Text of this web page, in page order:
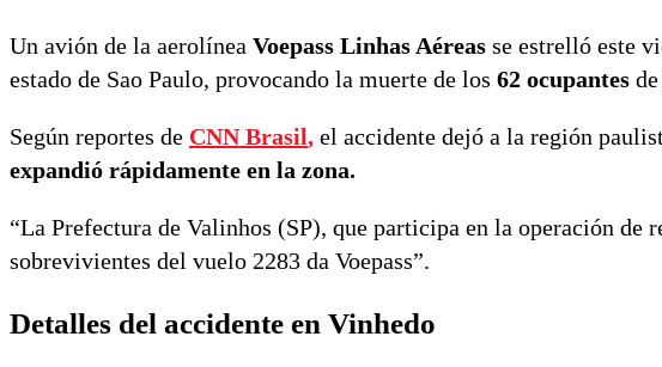
Un avión de la aerolínea Voepass Linhas Aéreas se estrelló este
estado de Sao Paulo, provocando la muerte de los 62 ocupantes
Según reportes de CNN Brasil, el accidente dejó a la región
expandió rápidamente en la zona.
“La Prefectura de Valinhos (SP), que participa en la operación de
sobrevivientes del vuelo 2283 da Voepass”.
Detalles del accidente en Vinhedo